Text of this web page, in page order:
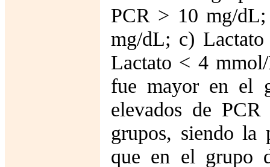
PCR > 10 mg/
mg/dL; c)
Lactato < 4
fue mayor en el
elevados de
grupos, siendo la
que en el grupo